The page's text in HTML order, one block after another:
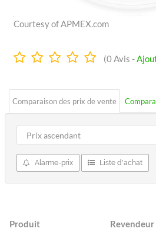
Courtesy of APMEX.com
0.0
(0Avis -
Comparaison des prix de vente
Alarme-prix Liste d'achat
Produit Revendeur